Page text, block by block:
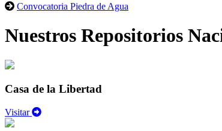
Convocatoria Piedra de Agua
Nuestros Repositorios
Casa de la Libertad
Visitar